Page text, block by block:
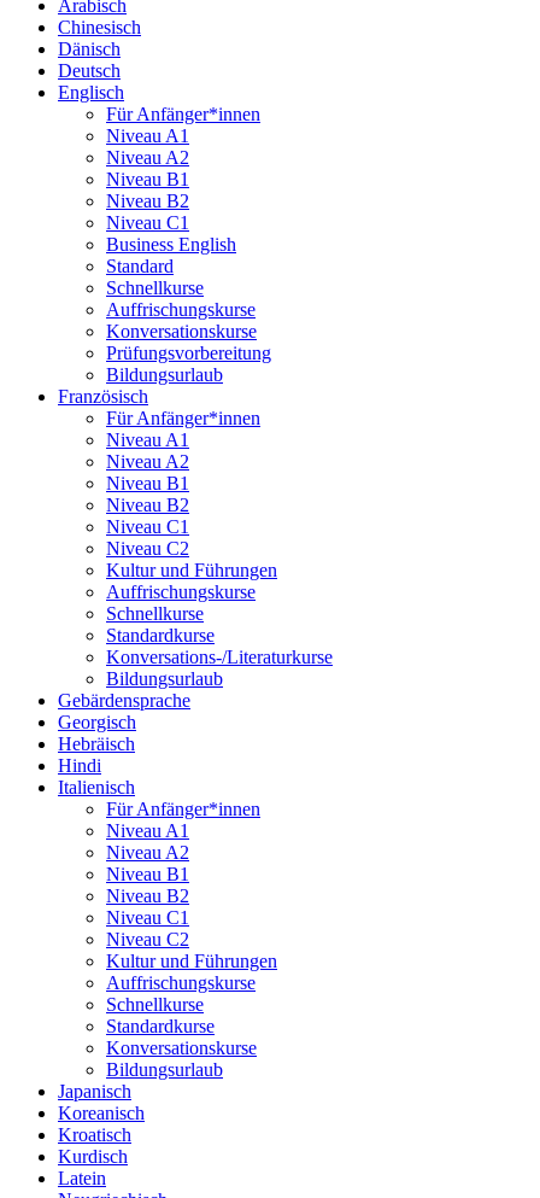
Arabisch
Chinesisch
Dänisch
Deutsch
Englisch
Für Anfänger*innen
Niveau A1
Niveau A2
Niveau B1
Niveau B2
Niveau C1
Business English
Standard
Schnellkurse
Auffrischungskurse
Konversationskurse
Prüfungsvorbereitung
Bildungsurlaub
Französisch
Für Anfänger*innen
Niveau A1
Niveau A2
Niveau B1
Niveau B2
Niveau C1
Niveau C2
Kultur und Führungen
Auffrischungskurse
Schnellkurse
Standardkurse
Konversations-/Literaturkurse
Bildungsurlaub
Gebärdensprache
Georgisch
Hebräisch
Hindi
Italienisch
Für Anfänger*innen
Niveau A1
Niveau A2
Niveau B1
Niveau B2
Niveau C1
Niveau C2
Kultur und Führungen
Auffrischungskurse
Schnellkurse
Standardkurse
Konversationskurse
Bildungsurlaub
Japanisch
Koreanisch
Kroatisch
Kurdisch
Latein